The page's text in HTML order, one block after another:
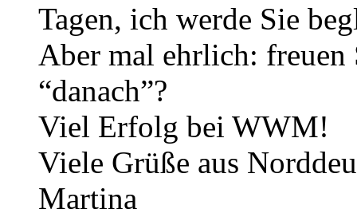
Tagen, ich werde Sie
Aber mal ehrlich: freuen
“danach”?
Viel Erfolg bei WWM!
Viele Grüße aus
Martina